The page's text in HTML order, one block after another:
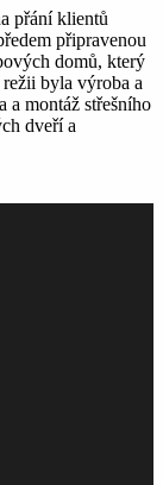
přání klientů
připravenou
domů, který
byla výroba a
a montáž střešního
dveří a